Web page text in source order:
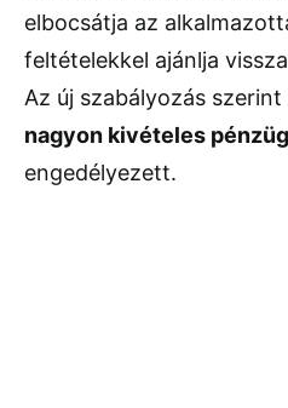
elbocsátja az
feltételekkel ajánlja
Az új szabályozás
nagyon kivételes
engedélyezett.